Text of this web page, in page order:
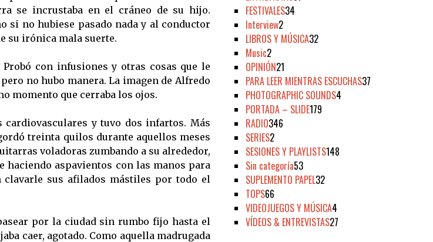
se incrustaba en el cráneo de su hijo.
si no hubiese pasado nada y al conductor
su irónica mala suerte.
con infusiones y otras cosas que le
no hubo manera. La imagen de Alfredo
momento que cerraba los ojos.
cardiovasculares y tuvo dos infartos. Más
treinta quilos durante aquellos meses
voladoras zumbando a su alrededor,
haciendo aspavientos con las manos para
clavarle sus afilados mástiles por todo el
por la ciudad sin rumbo fijo hasta el
caer, agotado. Como aquella madrugada
FESTIVALES34
Interview2
LIBROS Y MÚSICA32
Music2
OPINIÓN21
PARA LEER MIENTRAS ESCUCHAS37
PHOTOGRAPHIC SOUNDS4
PORTADA – SLIDE179
RADIO346
SERIES2
SESIONES Y PLAYLISTS148
Sin categoría53
SUPLEMENTO PAPEL32
TOPS66
VIDEOJUEGOS Y MÚSICA4
VÍDEOS & ENTREVISTAS27